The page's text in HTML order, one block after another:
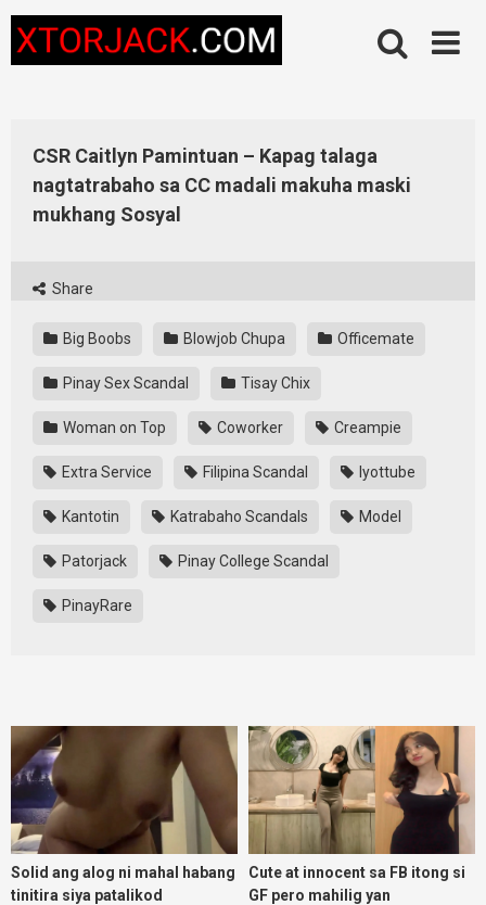
content
CSR Caitlyn Pamintuan – Kapag talaga
nagtatrabaho sa CC madali makuha maski
mukhang Sosyal
Share
Big Boobs Blowjob Chupa Officemate
Pinay Sex Scandal Tisay Chix
Woman on Top Coworker Creampie
Extra Service Filipina Scandal Iyottube
Kantotin Katrabaho Scandals Model
Patorjack Pinay College Scandal
PinayRare
Solid ang alog ni mahal habang
tinitira siya patalikod
Cute at innocent sa FB itong si
GF pero mahilig yan